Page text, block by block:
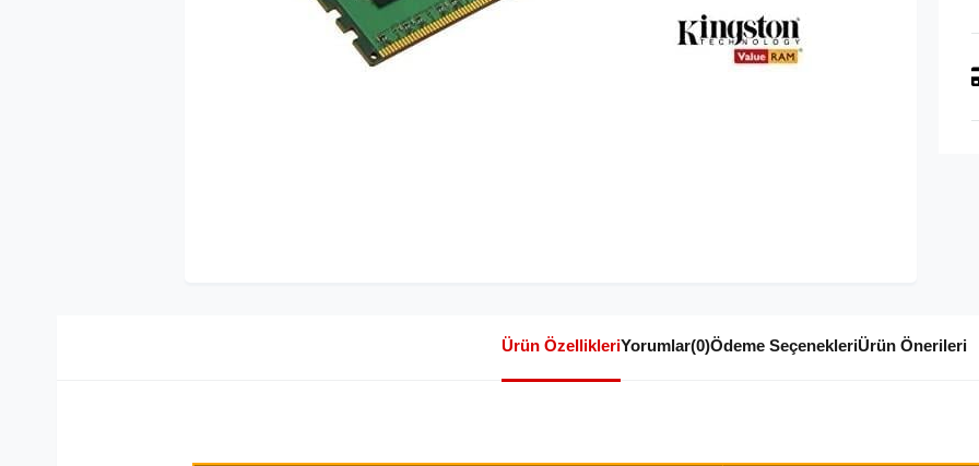
Ürün ÖzellikleriYorumlar(0)Ödeme SeçenekleriÜrün Önerileri